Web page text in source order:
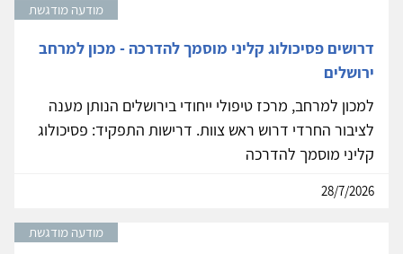
מודעה מודגשת
דרושים פסיכולוג קליני מוסמך להדרכה - מכון למרחב
ירושלים
למכון למרחב, מרכז טיפולי ייחודי בירושלים הנותן מענה
לציבור החרדי דרוש ראש צוות. דרישות התפקיד: פסיכולוג
קליני מוסמך להדרכה
28/7/2026
מודעה מודגשת